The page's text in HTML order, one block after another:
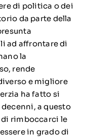
di politica o dei
da parte della
ad affrontare di
la
rende
e migliore
ha fatto si
a questo
di rimboccarci le
in grado di